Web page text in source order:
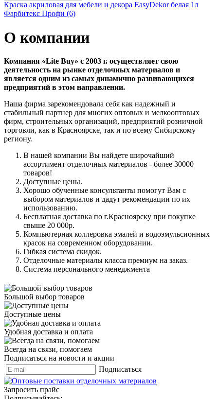
Краска акриловая для мебели и декора EasyDekor белая 1л
Фарбитекс Профи (6)
О компании
Компания «Lite Buy» с 2003 г. осуществляет свою
деятельность на рынке отделочных материалов и
является одним из самых динамично развивающихся
предприятий в этом направлении.
Наша фирма зарекомендовала себя как надежный и
стабильный партнер для многих оптовых и мелкооптовых
фирм, строительных организаций, предприятий розничной
торговли, как в Красноярске, так и по всему Сибирскому
региону.
В нашей компании Вы найдете широчайший
ассортимент отделочных материалов - более 30000
товаров!
Доступные цены.
Хорошо обученные консультанты помогут Вам с
выбором материалов и дадут рекомендации по их
использованию.
Бесплатная доставка по г.Красноярску при покупке
свыше 20 000р.
Компьютерная коллеровка эмалей и водоэмульсионных
красок на современном оборудовании.
Гибкая система скидок.
Отделочные материалы класса премиум на заказ.
Система персонального менеджмента
Большой выбор товаров
Доступные цены
Удобная доставка и оплата
Всегда на связи, помогаем
Подписаться на новости и акции
Подписаться
Запросить прайс